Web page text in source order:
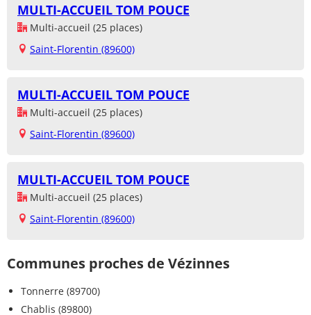
MULTI-ACCUEIL TOM POUCE
Multi-accueil (25 places)
Saint-Florentin (89600)
MULTI-ACCUEIL TOM POUCE
Multi-accueil (25 places)
Saint-Florentin (89600)
MULTI-ACCUEIL TOM POUCE
Multi-accueil (25 places)
Saint-Florentin (89600)
Communes proches de Vézinnes
Tonnerre (89700)
Chablis (89800)